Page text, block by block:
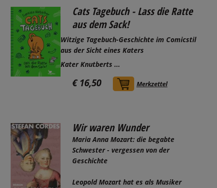
Cats Tagebuch - Lass die Ratte
aus dem Sack!
Witzige Tagebuch-Geschichte im Comicstil
aus der Sicht eines Katers
Kater Knutberts ...
€ 16,50 In den Warenkorb
Merkzettel
Wir waren Wunder
Maria Anna Mozart: die begabte
Schwester - vergessen von der
Geschichte
Leopold Mozart hat es als Musiker